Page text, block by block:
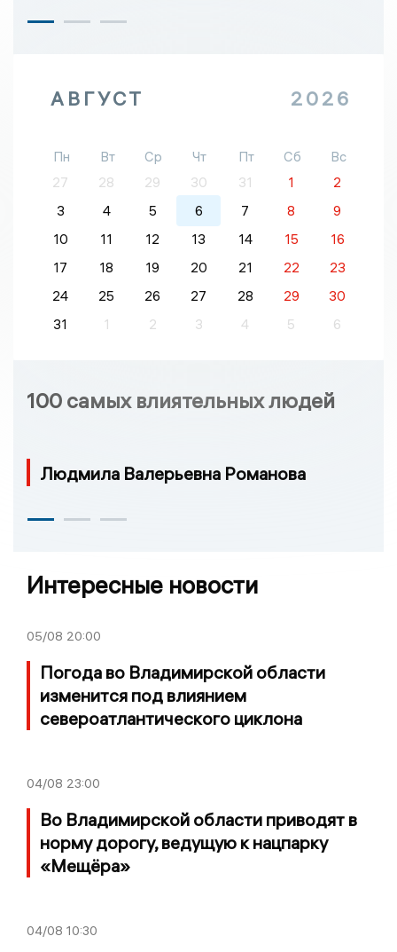
АВГУСТ 2026
Пн Вт Ср Чт Пт Сб
Вс
27
28 29 30 31 1
2
3
4 5 6 7 8
9
10
11 12 13 14 15
16
17
18 19 20 21 22
23
24
25 26 27 28 29
30
31
1 2 3 4 5 6
100 самых влиятельных людей
Людмила Валерьевна Романова
Интересные новости
05/08 20:00
Погода во Владимирской области
изменится под влиянием
североатлантического циклона
04/08 23:00
Во Владимирской области приводят в
норму дорогу, ведущую к нацпарку
«Мещёра»
04/08 10:30